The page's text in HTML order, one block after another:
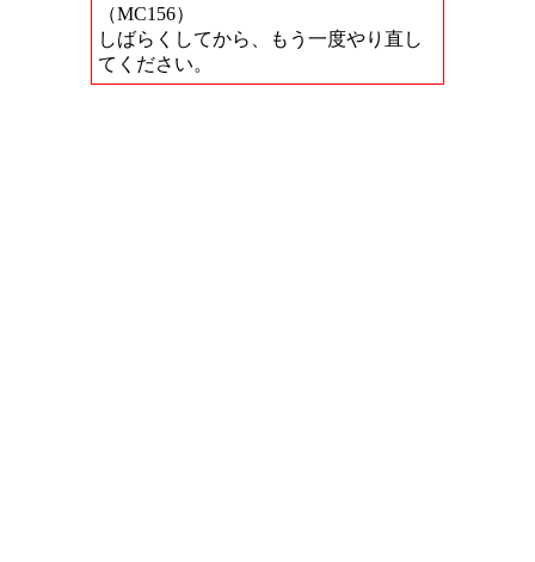
（MC156）
しばらくしてから、もう一度やり直し
てください。